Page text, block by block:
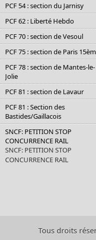
PCF 54 : section du Jarnisy
PCF 62 : Liberté Hebdo
PCF 70 : section de Vesoul
PCF 75 : section de Paris
PCF 78 : section de Mantes-le-
Jolie
PCF 81 : section de Lavaur
PCF 81 : Section des
Bastides/Gaillacois
SNCF: PETITION STOP
CONCURRENCE RAIL
SNCF: PETITION STOP
CONCURRENCE RAIL
Tous droits